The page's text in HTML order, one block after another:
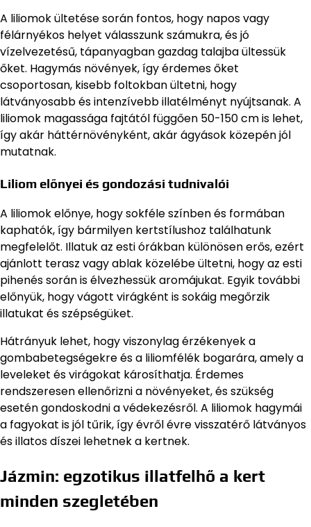
A liliomok ültetése során fontos, hogy napos vagy
félárnyékos helyet válasszunk számukra, és jó
vízelvezetésű, tápanyagban gazdag talajba ültessük
őket. Hagymás növények, így érdemes őket
csoportosan, kisebb foltokban ültetni, hogy
látványosabb és intenzívebb illatélményt nyújtsanak. A
liliomok magassága fajtától függően 50-150 cm is lehet,
így akár háttérnövényként, akár ágyások közepén jól
mutatnak.
Liliom előnyei és gondozási tudnivalói
A liliomok előnye, hogy sokféle színben és formában
kaphatók, így bármilyen kertstílushoz találhatunk
megfelelőt. Illatuk az esti órákban különösen erős, ezért
ajánlott terasz vagy ablak közelébe ültetni, hogy az esti
pihenés során is élvezhessük aromájukat. Egyik további
előnyük, hogy vágott virágként is sokáig megőrzik
illatukat és szépségüket.
Hátrányuk lehet, hogy viszonylag érzékenyek a
gombabetegségekre és a liliomfélék bogarára, amely a
leveleket és virágokat károsíthatja. Érdemes
rendszeresen ellenőrizni a növényeket, és szükség
esetén gondoskodni a védekezésről. A liliomok hagymái
a fagyokat is jól tűrik, így évről évre visszatérő látványos
és illatos díszei lehetnek a kertnek.
Jázmin: egzotikus illatfelhő a kert
minden szegletében